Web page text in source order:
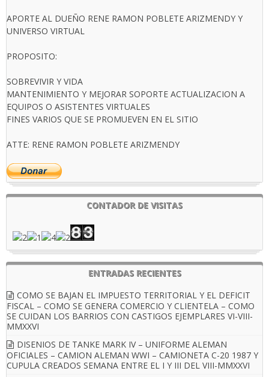
APORTE AL DUEÑO RENE RAMON POBLETE ARIZMENDY Y
UNIVERSO VIRTUAL
PROPOSITO:
SOBREVIVIR Y VIDA
MANTENIMIENTO Y MEJORAR SOPORTE ACTUALIZACION A
EQUIPOS O ASISTENTES VIRTUALES
FINES VARIOS QUE SE PROMUEVEN EN EL SITIO
ATTE: RENE RAMON POBLETE ARIZMENDY
CONTADOR DE VISITAS
ENTRADAS RECIENTES
COMO SE BAJAN EL IMPUESTO TERRITORIAL Y EL DEFICIT
FISCAL – COMO SE GENERA COMERCIO Y CLIENTELA – COMO
SE CUIDAN LOS BARRIOS CON CASTIGOS EJEMPLARES VI-VIII-
MMXXVI
DISENIOS DE TANKE MARK IV – UNIFORME ALEMAN
OFICIALES – CAMION ALEMAN WWI – CAMIONETA C-20 1987 Y
CUPULA CREADOS SEMANA ENTRE EL I Y III DEL VIII-MMXXVI